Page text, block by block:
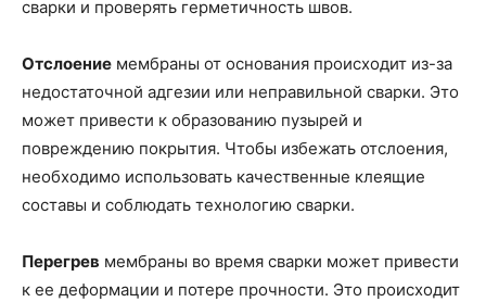
сварки и проверять герметичность швов.
Отслоение мембраны от основания происходит из-за
недостаточной адгезии или неправильной сварки. Это
может привести к образованию пузырей и
повреждению покрытия. Чтобы избежать отслоения,
необходимо использовать качественные клеящие
составы и соблюдать технологию сварки.
Перегрев мембраны во время сварки может привести
к ее деформации и потере прочности. Это происходит